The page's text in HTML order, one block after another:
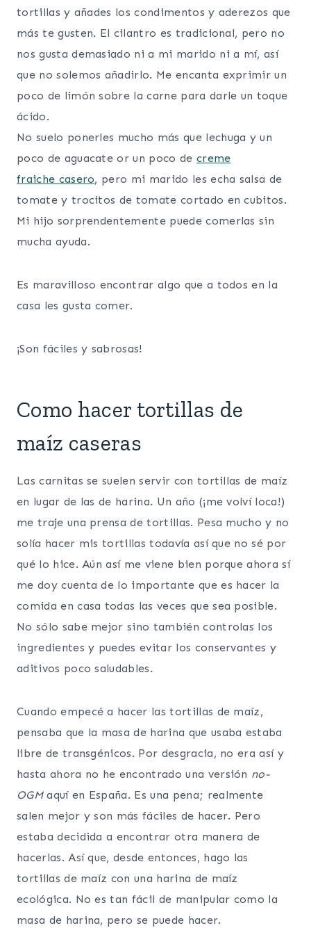
tortillas y añades los condimentos y aderezos que
más te gusten. El cilantro es tradicional, pero no
nos gusta demasiado ni a mi marido ni a mí, así
que no solemos añadirlo. Me encanta exprimir un
poco de limón sobre la carne para darle un toque
ácido.
No suelo ponerles mucho más que lechuga y un
poco de aguacate or un poco de creme
fraiche casero, pero mi marido les echa salsa de
tomate y trocitos de tomate cortado en cubitos.
Mi hijo sorprendentemente puede comerlas sin
mucha ayuda.
Es maravilloso encontrar algo que a todos en la
casa les gusta comer.
¡Son fáciles y sabrosas!
Como hacer tortillas de
maíz caseras
Las carnitas se suelen servir con tortillas de maíz
en lugar de las de harina. Un año (¡me volví loca!)
me traje una prensa de tortillas. Pesa mucho y no
solía hacer mis tortillas todavía así que no sé por
qué lo hice. Aún así me viene bien porque ahora sí
me doy cuenta de lo importante que es hacer la
comida en casa todas las veces que sea posible.
No sólo sabe mejor sino también controlas los
ingredientes y puedes evitar los conservantes y
aditivos poco saludables.
Cuando empecé a hacer las tortillas de maíz,
pensaba que la masa de harina que usaba estaba
libre de transgénicos. Por desgracia, no era así y
hasta ahora no he encontrado una versión no-
OGMaquí en España. Es una pena; realmente
salen mejor y son más fáciles de hacer. Pero
estaba decidida a encontrar otra manera de
hacerlas. Así que, desde entonces, hago las
tortillas de maíz con una harina de maíz
ecológica. No es tan fácil de manipular como la
masa de harina, pero se puede hacer.